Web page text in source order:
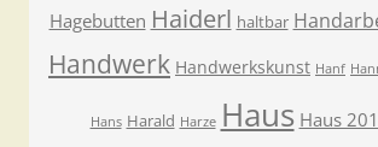
Hagebutten Haiderl haltbar
Handwerk Handwerkskunst Hanf
Hans Harald Harze Haus Haus